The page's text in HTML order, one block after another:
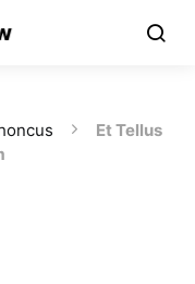
Et Tellus